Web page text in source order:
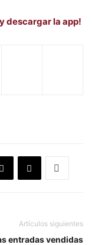
descargar la app!
Artículos siguientes
entradas vendidas